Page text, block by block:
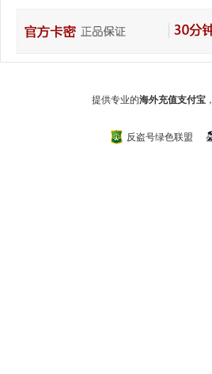
提供专业的海外充值支付宝，
反盗号绿色联盟